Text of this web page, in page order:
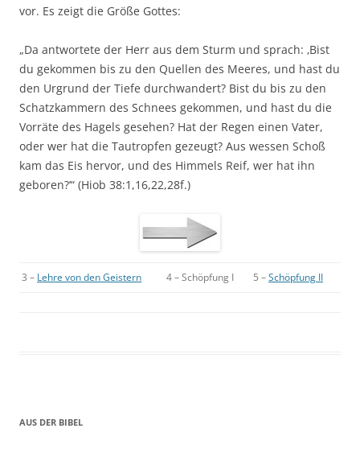
vor. Es zeigt die Größe Gottes:
„Da antwortete der Herr aus dem Sturm und sprach: ‚Bist
du gekommen bis zu den Quellen des Meeres, und hast du
den Urgrund der Tiefe durchwandert? Bist du bis zu den
Schatzkammern des Schnees gekommen, und hast du die
Vorräte des Hagels gesehen? Hat der Regen einen Vater,
oder wer hat die Tautropfen gezeugt? Aus wessen Schoß
kam das Eis hervor, und des Himmels Reif, wer hat ihn
geboren?’“ (Hiob 38:1,16,22,28f.)
3 – Lehre von den Geistern 4 – Schöpfung I 5 –Schöpfung II
AUS DER BIBEL